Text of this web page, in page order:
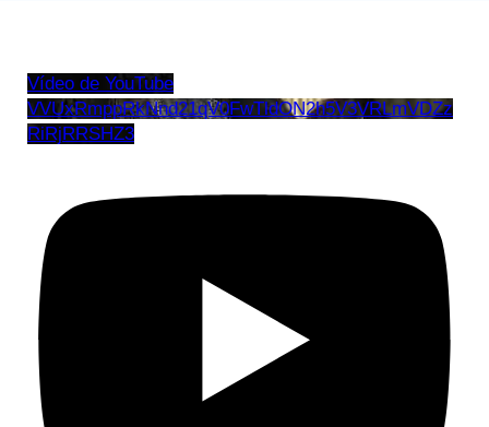
Vídeo de YouTube
VVUxRmppRkNnd21qV0FwTldON2h5V3VRLmVDZz
RiRjRRSHZ3